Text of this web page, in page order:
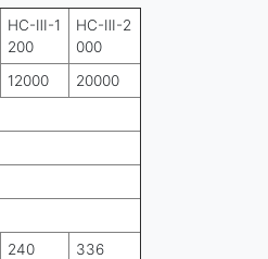
HC-Ⅲ-1
200
HC-Ⅲ-2
000
12000
20000
240 336